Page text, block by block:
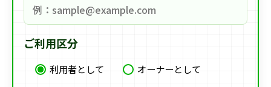
ご利用区分
利用者として
オーナーとして